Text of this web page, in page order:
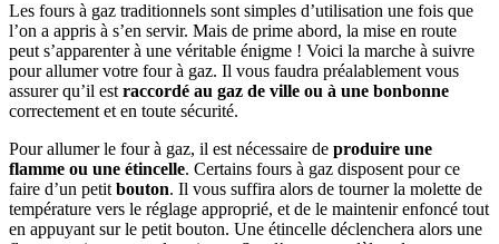
Les fours à gaz traditionnels sont simples d’utilisation une fois que
l’on a appris à s’en servir. Mais de prime abord, la mise en route
peut s’apparenter à une véritable énigme ! Voici la marche à suivre
pour allumer votre four à gaz. Il vous faudra préalablement vous
assurer qu’il estraccordé au gaz de ville ou à une bonbonne
correctement et en toute sécurité.
Pour allumer le four à gaz, il est nécessaire de produire une
flamme ou une étincelle. Certains fours à gaz disposent pour ce
faire d’un petitbouton. Il vous suffira alors de tourner la molette de
température vers le réglage approprié, et de le maintenir enfoncé tout
en appuyant sur le petit bouton. Une étincelle déclenchera alors une